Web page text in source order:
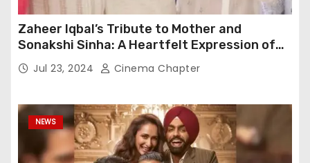
Zaheer Iqbal’s Tribute to Mother and
Sonakshi Sinha: A Heartfelt Expression of
Gratitude
Jul 23, 2024 Cinema Chapter
NEWS